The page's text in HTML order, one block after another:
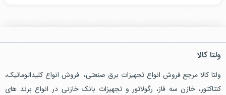
ولتا کالا
ولتا کالا مرجع فروش انواع تجهیزات برق صنعتی، فروش انواع کلیداتوماتیک،
کنتاکتور، خازن سه فاز، رگولاتور و تجهیزات بانک خازنی در انواع برند های